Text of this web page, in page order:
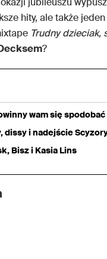
hity, ale także
Trudny dzieciak,
?
wam się spodobać
dissy i nadejście
Bisz i Kasia Lins